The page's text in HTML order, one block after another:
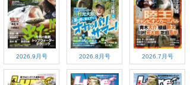
2026.9月号 2026.8月号 2026.7月号